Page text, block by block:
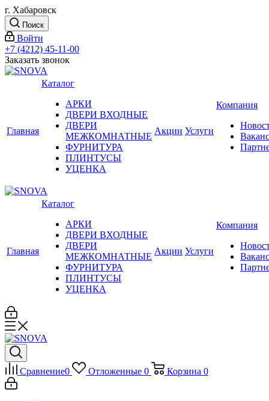
г. Хабаровск
Поиск
Войти
+7 (4212) 45-11-00
Заказать звонок
Главная
Каталог
АРКИ
ДВЕРИ ВХОДНЫЕ
ДВЕРИ
МЕЖКОМНАТНЫЕ
ФУРНИТУРА
ПЛИНТУСЫ
УЦЕНКА
Акции Услуги
Компания
Главная
Каталог
АРКИ
ДВЕРИ ВХОДНЫЕ
ДВЕРИ
МЕЖКОМНАТНЫЕ
ФУРНИТУРА
ПЛИНТУСЫ
УЦЕНКА
Акции Услуги
Компания
Сравнение0 Отложенные 0 Корзина 0